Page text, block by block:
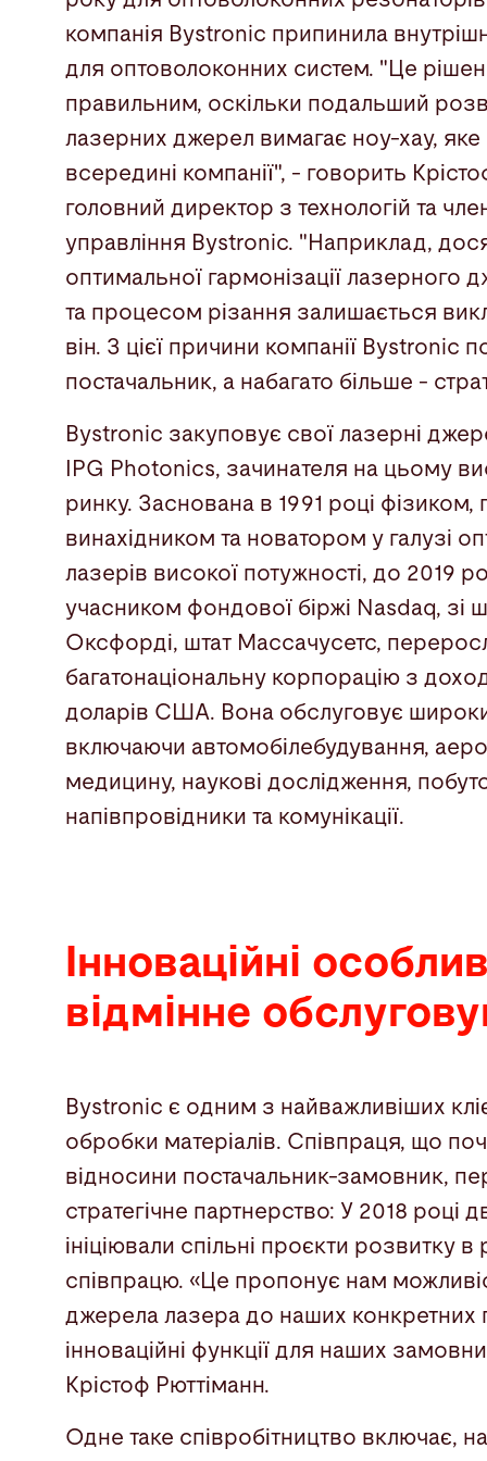
компанія Bystronic припинила
для оптоволоконних систем. "Це
правильним, оскільки подальший
лазерних джерел вимагає ноу-хау,
всередині компанії", - говорить
головний директор з технологій та
управління Bystronic. "Наприклад,
оптимальної гармонізації
та процесом різання залишається
він. З цієї причини компанії Bystronic
постачальник, а набагато більше -
Bystronic закуповує свої лазерні
IPG Photonics, зачинателя на цьому
ринку. Заснована в 1991 році фізиком,
винахідником та новатором у галузі
лазерів високої потужності, до 2019
учасником фондової біржі Nasdaq, зі
Оксфорді, штат Массачусетс,
багатонаціональну корпорацію з
доларів США. Вона обслуговує
включаючи автомобілебудування,
медицину, наукові дослідження,
напівпровідники та комунікації.
Інноваційні
відмінне
Bystronic є одним з найважливіших
обробки матеріалів. Співпраця, що
відносини постачальник-замовник,
стратегічне партнерство: У 2018 році
ініціювали спільні проєкти розвитку
співпрацю. «Це пропонує нам
джерела лазера до наших конкретних
інноваційні функції для наших
Крістоф Рюттіманн.
Одне таке співробітництво включає,